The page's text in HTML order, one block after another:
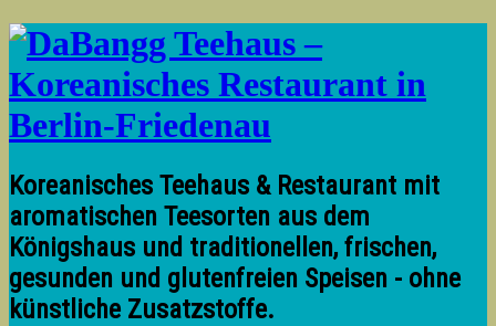
Koreanisches Teehaus & Restaurant mit
aromatischen Teesorten aus dem
Königshaus und traditionellen, frischen,
gesunden und glutenfreien Speisen - ohne
künstliche Zusatzstoffe.